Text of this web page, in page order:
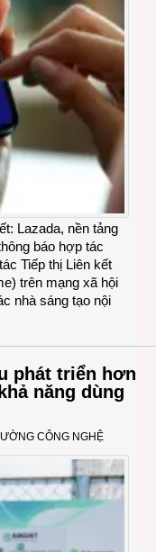
Lazada, nền tảng
báo hợp tác
Tiếp thị Liên kết
trên mạng xã hội
nhà sáng tạo nội
phát triển hơn
năng dùng
CÔNG NGHỆ